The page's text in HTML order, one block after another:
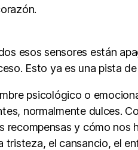
esos sensores están
Esto ya es una pista
psicológico o
normalmente dulces.
y cómo nos
el cansancio, el